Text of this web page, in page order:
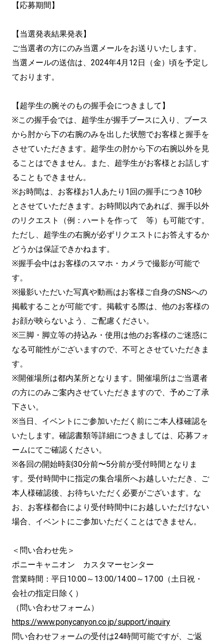
【応募期間】
【当選発表結果発表】
ご当選者の方にのみ当選メールをお送りいたします。
当選メールの送信は、2024年4月12日（金）頃を予定し
ております。
【超学生の腕そのもの握手会につきまして】
※この握手会では、超学生が握手ブースに入り、ブース
から肘から下の右腕のみを出した状態でお客様と握手を
させていただきます。超学生の肘から下の右腕以外を見
ることはできません。また、超学生がお客様とお話しす
ることもできません。
※お時間は、お客様お1人あたり1回の握手につき10秒
とさせていただきます。お時間以内であれば、握手以外
のリクエスト（例：ハートを作って 等）も可能です。
ただし、超学生の右腕が必ずリクエストにお答えするか
どうかは保証できかねます。
※握手会中はお客様のスマホ・カメラで撮影が可能で
す。
※撮影いただいた写真や動画はお客様ご自身のSNSへの
掲載することが可能です。掲載する際は、他のお客様の
お顔が映らないよう、ご配慮ください。
※三脚・脚立等の持込み・使用は他のお客様のご迷惑に
なる可能性がございますので、不可とさせていただきま
す。
※開催場所は都内某所となります。開催場所はご当選者
の方にのみご案内させていただきますので、予めご了承
下さい。
※当日、イベントにご参加いただく前にご本人様確認を
いたします。確認書類等詳細につきましては、応募フォ
ームにてご確認ください。
※各回の開始時刻30分前〜5分前が受付時間となりま
す。受付時間中に指定の集合場所へお越しいただき、ご
本人様確認後、お待ちいただく必要がございます。な
お、お客様都合により受付時間中にお越しいただけない
場合、イベントにご参加いただくことはできません。
＜問い合わせ先＞
ポニーキャニオン カスタマーセンター
営業時間：平日10:00～13:00/14:00～17:00（土日祝・
会社の指定日除く）
（問い合わせフォーム）
https://www.ponycanyon.co.jp/support/inquiry
問い合わせフォームの受付は24時間可能ですが、ご返